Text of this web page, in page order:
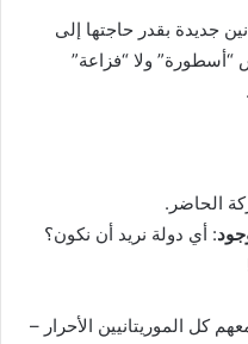
جديدة بقدر حاجتها إلى
ولا “فزاعة”
الحاضر.
: أي دولة نريد أن نكون؟
كل الموريتانيين الأحرار –